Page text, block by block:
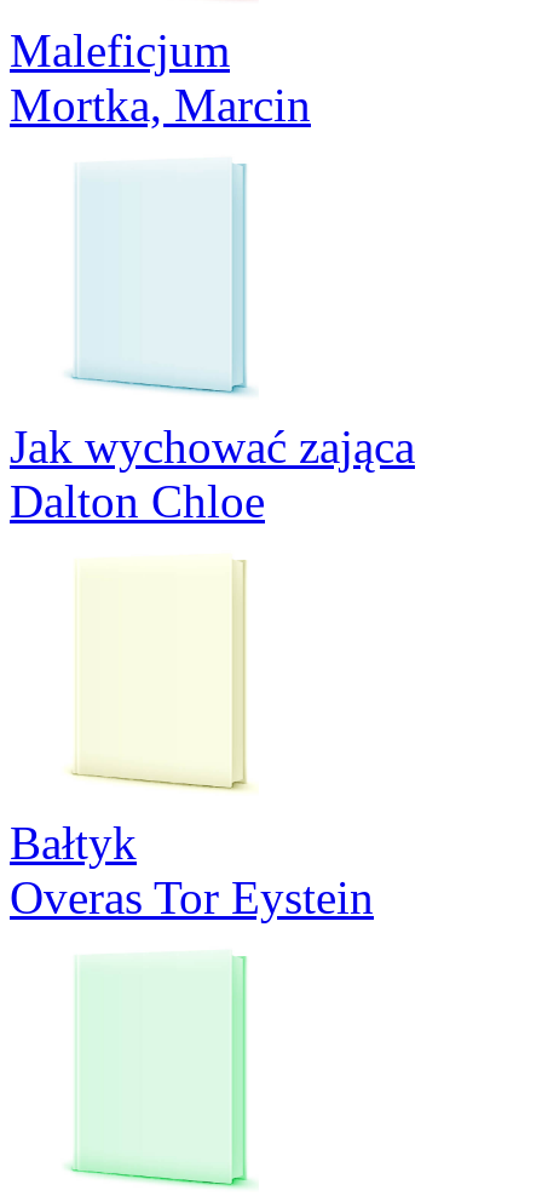
Maleficjum
Mortka, Marcin
Jak wychować zająca
Dalton Chloe
Bałtyk
Overas Tor Eystein